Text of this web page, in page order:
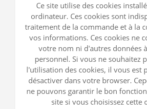
Ce site utilise des cookies
ordinateur. Ces cookies sont
traitement de la commande et à la
vos informations. Ces cookies ne
votre nom ni d'autres données
personnel. Si vous ne souhaitez
l'utilisation des cookies, il vous est
désactiver dans votre browser.
ne pouvons garantir le bon
site si vous choisissez cette